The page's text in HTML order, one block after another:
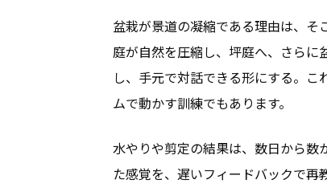
盆栽が景道の凝縮である理由は、そ
庭が自然を圧縮し、坪庭へ、さらに
し、手元で対話できる形にする。
ムで動かす訓練でもあります。
水やりや剪定の結果は、数日から数
た感覚を、遅いフィードバックで